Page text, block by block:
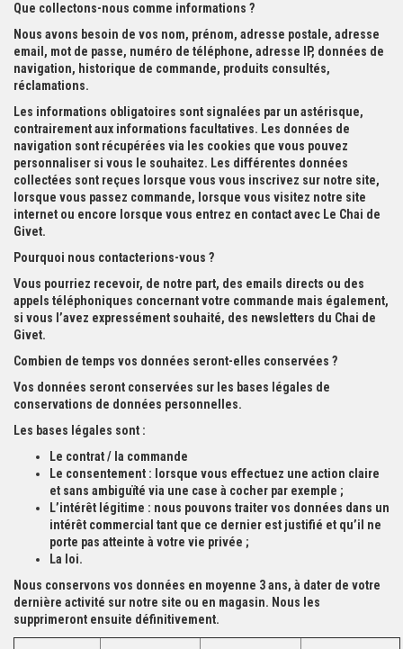
Que collectons-nous comme informations ?
Nous avons besoin de vos nom, prénom, adresse postale, adresse
email, mot de passe, numéro de téléphone, adresse IP, données de
navigation, historique de commande, produits consultés,
réclamations.
Les informations obligatoires sont signalées par un astérisque,
contrairement aux informations facultatives. Les données de
navigation sont récupérées via les cookies que vous pouvez
personnaliser si vous le souhaitez. Les différentes données
collectées sont reçues lorsque vous vous inscrivez sur notre site,
lorsque vous passez commande, lorsque vous visitez notre site
internet ou encore lorsque vous entrez en contact avec Le Chai de
Givet.
Pourquoi nous contacterions-vous ?
Vous pourriez recevoir, de notre part, des emails directs ou des
appels téléphoniques concernant votre commande mais également,
si vous l’avez expressément souhaité, des newsletters du Chai de
Givet.
Combien de temps vos données seront-elles conservées ?
Vos données seront conservées sur les bases légales de
conservations de données personnelles.
Les bases légales sont :
Le contrat / la commande
Le consentement : lorsque vous effectuez une action claire
et sans ambiguïté via une case à cocher par exemple ;
L’intérêt légitime : nous pouvons traiter vos données dans un
intérêt commercial tant que ce dernier est justifié et qu’il ne
porte pas atteinte à votre vie privée ;
La loi.
Nous conservons vos données en moyenne 3 ans, à dater de votre
dernière activité sur notre site ou en magasin. Nous les
supprimeront ensuite définitivement.